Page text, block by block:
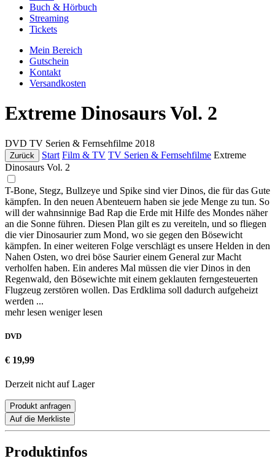
Buch & Hörbuch
Streaming
Tickets
Mein Bereich
Gutschein
Kontakt
Versandkosten
Extreme Dinosaurs Vol. 2
DVD TV Serien & Fernsehfilme 2018
Zurück Start Film & TV TV Serien & Fernsehfilme Extreme
Dinosaurs Vol. 2
T-Bone, Stegz, Bullzeye und Spike sind vier Dinos, die für das Gute
kämpfen. In den neuen Abenteuern haben sie jede Menge zu tun. So
will der wahnsinnige Bad Rap die Erde mit Hilfe des Mondes näher
an die Sonne führen. Diesen Plan gilt es zu vereiteln, und so fliegen
die vier Dinosaurier zum Mond, wo sie gegen den Bösewicht
kämpfen. In einer weiteren Folge verschlägt es unsere Helden in den
Nahen Osten, wo drei böse Saurier einem General zur Macht
verholfen haben. Ein anderes Mal müssen die vier Dinos in den
Regenwald, den Bösewichte mit einem geklauten ferngesteuerten
Flugzeug zerstören wollen. Das Erdklima soll dadurch aufgeheizt
werden ...
mehr lesen weniger lesen
DVD
€ 19,99
Derzeit nicht auf Lager
Produkt anfragen
Auf die Merkliste
Produktinfos